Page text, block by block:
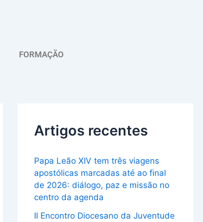
FORMAÇÃO
Artigos recentes
Papa Leão XIV tem três viagens
apostólicas marcadas até ao final
de 2026: diálogo, paz e missão no
centro da agenda
II Encontro Diocesano da Juventude
u